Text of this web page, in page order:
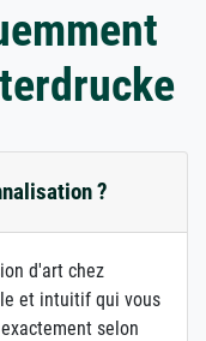
?
d'art chez
et intuitif qui vous
selon